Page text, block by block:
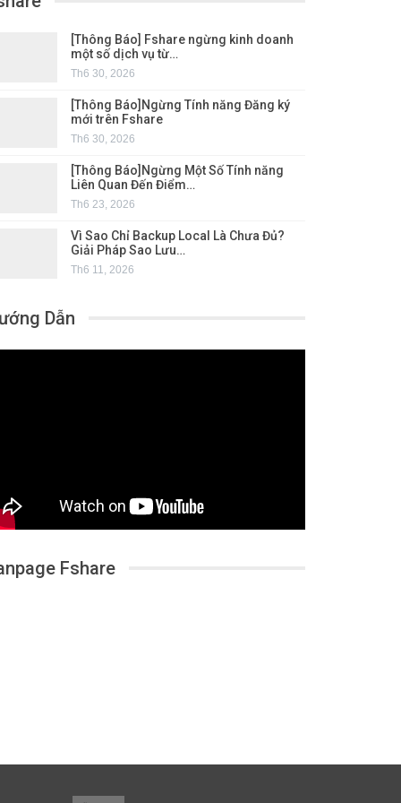
[Thông Báo] Fshare ngừng kinh doanh
một số dịch vụ từ…
Th6 30, 2026
[Thông Báo]Ngừng Tính năng Đăng ký
mới trên Fshare
Th6 30, 2026
[Thông Báo]Ngừng Một Số Tính năng
Liên Quan Đến Điểm…
Th6 23, 2026
Vì Sao Chỉ Backup Local Là Chưa Đủ?
Giải Pháp Sao Lưu…
Th6 11, 2026
Dẫn
Fshare